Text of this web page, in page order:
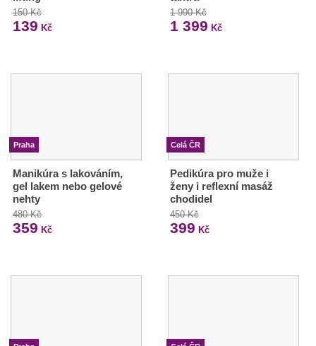
150 Kč
139 Kč
1 990 Kč
1 399 Kč
Praha
Manikúra s lakováním,
gel lakem nebo gelové
nehty
480 Kč
359 Kč
Celá ČR
Pedikúra pro muže i
ženy i reflexní masáž
chodidel
450 Kč
399 Kč